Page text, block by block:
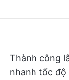
Thành công
nhanh tốc độ